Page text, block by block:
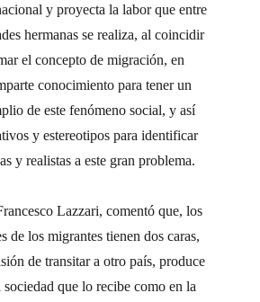
y proyecta la labor que entre
hermanas se realiza, al coincidir
el concepto de migración, en
conocimiento para tener un
de este fenómeno social, y así
y estereotipos para identificar
y realistas a este gran problema.
Lazzari, comentó que, los
de los migrantes tienen dos caras,
de transitar a otro país, produce
sociedad que lo recibe como en la